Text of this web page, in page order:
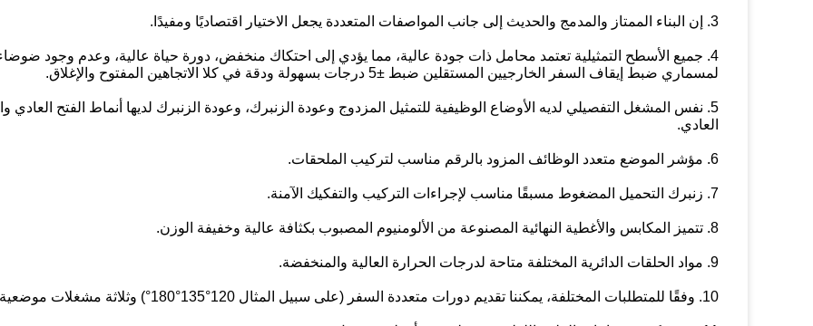
3. إن البناء الممتاز والمدمج والحديث إلى جانب المواصفات المتعددة يجعل الاختيار اقتصاديًا ومفيدًا.
4. جميع الأسطح التمثيلية تعتمد محامل ذات جودة عالية، مما يؤدي إلى احتكاك منخفض، دورة حياة عالية، وعدم وجود
لمسماري ضبط إيقاف السفر الخارجيين المستقلين ضبط ±5 درجات بسهولة ودقة في كلا الاتجاهين المفتوح والإغلاق.
5. نفس المشغل التفصيلي لديه الأوضاع الوظيفية للتمثيل المزدوج وعودة الزنبرك، وعودة الزنبرك لديها أنماط الفتح العادي
العادي.
6. مؤشر الموضع متعدد الوظائف المزود بالرقم مناسب لتركيب الملحقات.
7. زنبرك التحميل المضغوط مسبقًا مناسب لإجراءات التركيب والتفكيك الآمنة.
8. تتميز المكابس والأغطية النهائية المصنوعة من الألومنيوم المصبوب بكثافة عالية وخفيفة الوزن.
9. مواد الحلقات الدائرية المختلفة متاحة لدرجات الحرارة العالية والمنخفضة.
10. وفقًا للمتطلبات المختلفة، يمكننا تقديم دورات متعددة السفر (على سبيل المثال 120°135°180°) وثلاثة مشغلات موضعية.